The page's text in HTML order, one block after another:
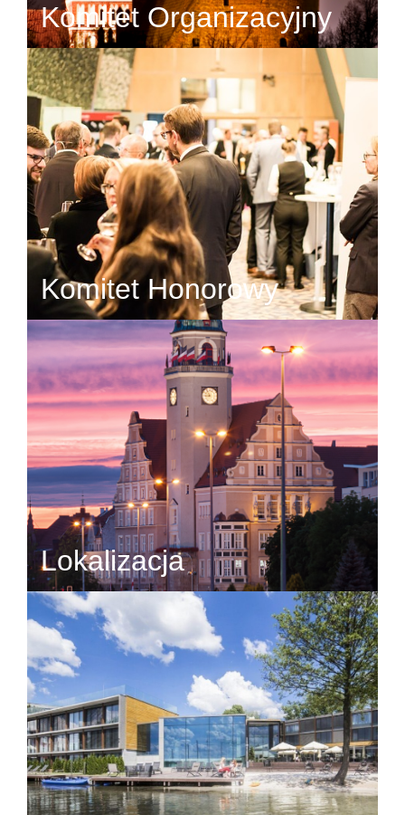
Komitet Organizacyjny
Komitet Honorowy
Lokalizacja